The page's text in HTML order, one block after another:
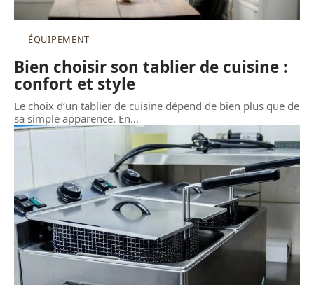
ÉQUIPEMENT
Bien choisir son tablier de cuisine :
confort et style
Le choix d’un tablier de cuisine dépend de bien plus que de
sa simple apparence. En…